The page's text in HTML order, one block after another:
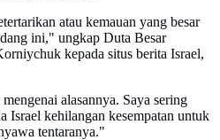
atau kemauan yang besar
ini," ungkap Duta Besar
kepada situs berita Israel,
alasannya. Saya sering
Israel kehilangan kesempatan untuk
tentaranya."